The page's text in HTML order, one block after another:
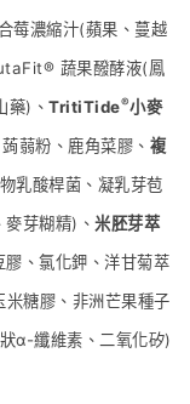
莓濃縮汁(蘋果、蔓越
蔬果醱酵液(鳳
藥)、 TritiTide®小麥
蒻粉、鹿角菜膠、 複
乳酸桿菌、凝乳芽苞
芽糊精)、 米胚芽萃
、氯化鉀、洋甘菊萃
糖膠、非洲芒果種子
α-纖維素、二氧化矽)